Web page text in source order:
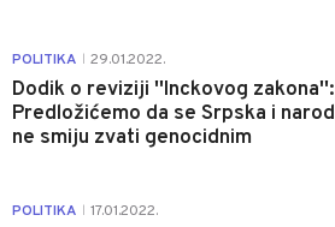
POLITIKA 29.01.2022.
Dodik o reviziji ''Inckovog zakona'':
Predložićemo da se Srpska i narod
ne smiju zvati genocidnim
POLITIKA 17.01.2022.